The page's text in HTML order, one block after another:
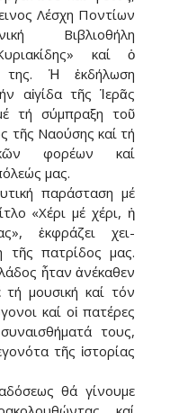
Λέσχη Ποντίων
Βιβλιοθήλη
καί ὁ
της. Ἡ ἐκδήλωση
αἰγίδα τῆς Ἱερᾶς
τή σύμπραξη τοῦ
τῆς Ναούσης καί τή
φορέων καί
μας.
πα­ράσταση μέ
«Χέρι μέ χέρι, ἡ
ἐκφράζει χει­
τῆς πατρί­δος μας.
ἦταν ἀνέκαθεν
μουσική καί τόν
καί οἱ πατέρες
τους,
τῆς ἱστο­ρίας
θά γίνουμε